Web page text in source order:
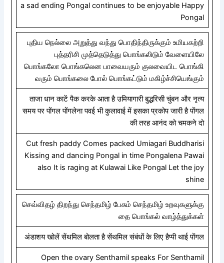
a sad ending Pongal continues to be enjoyable Happy
Pongal
புதிய நெல்லை அறுத்து வந்து பொதிந்திருக்கும் உமியகற்றி
புத்தரிசி முத்தெடுத்து பொங்கலிடும் வேளையிலே
பொங்கலோ பொங்கலென பாவையரும் குலவையிட பொங்கி
வரும் பொங்கலை போல் பொங்கட்டும் மகிழ்ச்சியெங்கும்
ताजा धान काटें पैक करके आता है उमियागारी बुद्धरिसी चुंबन और नृत्य
समय पर पोंगल पोंगलेना पवई भी कुलावाई में इसका प्रकोप जारी है पोंगल
की तरह आनंद को चमकने दो
Cut fresh paddy Comes packed Umiagari Buddharisi
Kissing and dancing Pongal in time Pongalena Pawai
also It is raging at Kulawai Like Pongal Let the joy
shine
செவ்விதழ் திறந்து செந்தமிழ் பேசும் செந்தமிழ் உறவுகளுக்கு
தை பொங்கல் வாழ்த்துக்கள்
अंडाशय खोलें सेंथमिल बोलता है सेंथमिल संबंधों के लिए हैप्पी थाई पोंगल
Open the ovary Senthamil speaks For Senthamil